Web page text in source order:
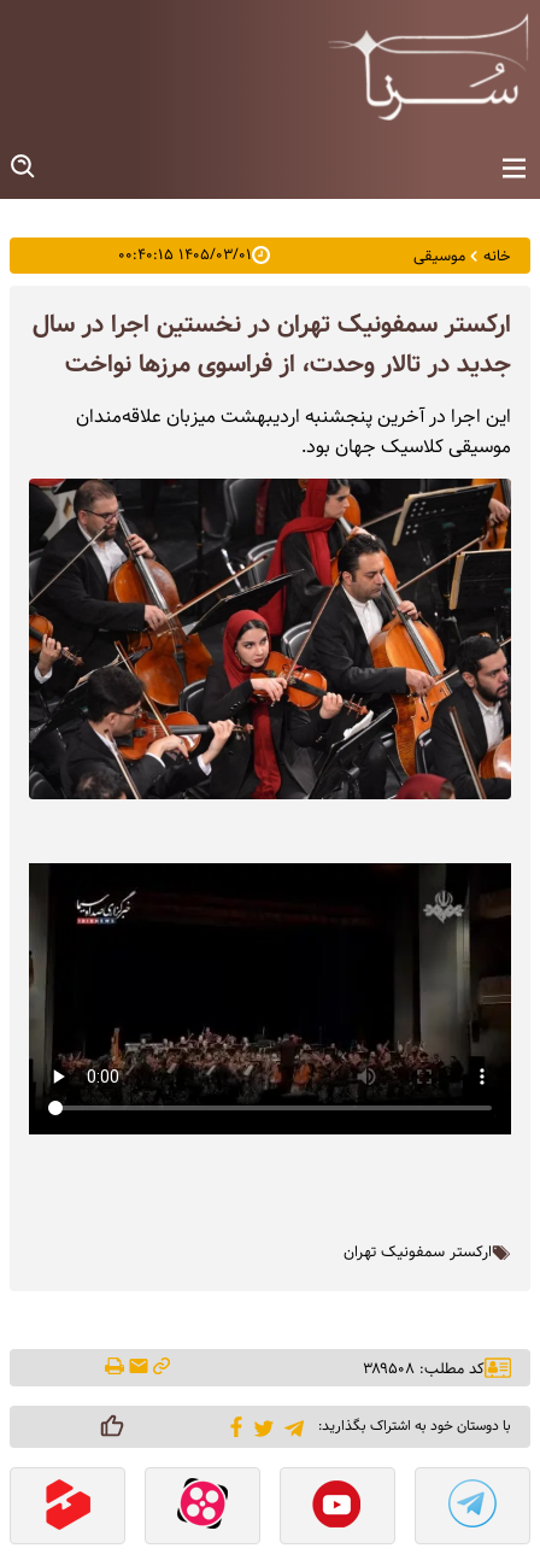
خانه موسیقی ۱۴۰۵/۰۳/۰۱ ۰۰:۴۰:۱۵
ارکستر سمفونیک تهران در نخستین اجرا در سال
جدید در تالار وحدت، از فراسوی مرزها نواخت
این اجرا در آخرین پنجشنبه اردیبهشت میزبان علاقه‌مندان
موسیقی کلاسیک جهان بود.
ارکستر سمفونیک تهران
کد مطلب: ۳۸۹۵۰۸
با دوستان خود به اشتراک بگذارید: